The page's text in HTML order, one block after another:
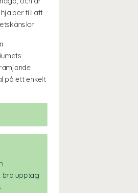
till att
på ett enkelt
bra upptag